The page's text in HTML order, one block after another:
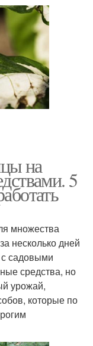
на
5
множества
несколько дней
садовыми
средства, но
урожай,
которые по